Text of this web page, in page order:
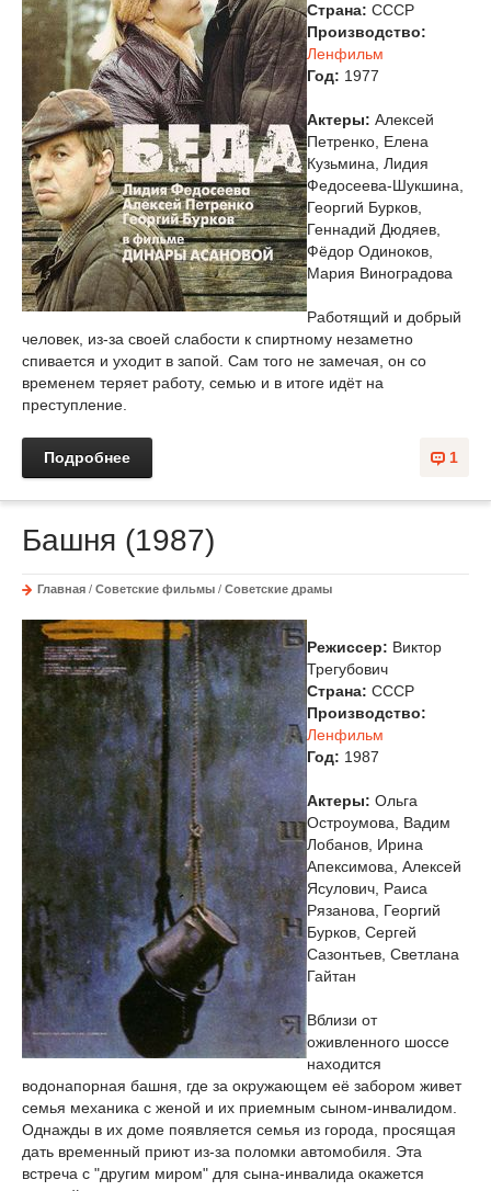
Страна: СССР
Производство:
Ленфильм
Год: 1977
Актеры: Алексей
Петренко, Елена
Кузьмина, Лидия
Федосеева-Шукшина,
Георгий Бурков,
Геннадий Дюдяев,
Фёдор Одиноков,
Мария Виноградова
Работящий и добрый
человек, из-за своей слабости к спиртному незаметно
спивается и уходит в запой. Сам того не замечая, он со
временем теряет работу, семью и в итоге идёт на
преступление.
1
Подробнее
Башня (1987)
Главная / Советские фильмы / Советские драмы
Режиссер: Виктор
Трегубович
Страна: СССР
Производство:
Ленфильм
Год: 1987
Актеры: Ольга
Остроумова, Вадим
Лобанов, Ирина
Апексимова, Алексей
Ясулович, Раиса
Рязанова, Георгий
Бурков, Сергей
Сазонтьев, Светлана
Гайтан
Вблизи от
оживленного шоссе
находится
водонапорная башня, где за окружающем её забором живет
семья механика с женой и их приемным сыном-инвалидом.
Однажды в их доме появляется семья из города, просящая
дать временный приют из-за поломки автомобиля. Эта
встреча с "другим миром" для сына-инвалида окажется